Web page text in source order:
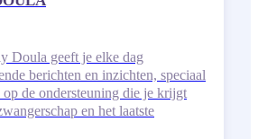
Doula geeft je elke dag
berichten en inzichten, speciaal
op de ondersteuning die je krijgt
en het laatste